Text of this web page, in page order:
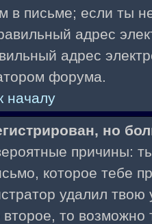
в письме; если ты
адрес
адрес
форума.
началу
но
причины:
которое тебе
удалил твою
то